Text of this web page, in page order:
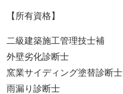
【所有資格】
二級建築施工管理技士補
外壁劣化診断士
窯業サイディング塗替診断士
雨漏り診断士